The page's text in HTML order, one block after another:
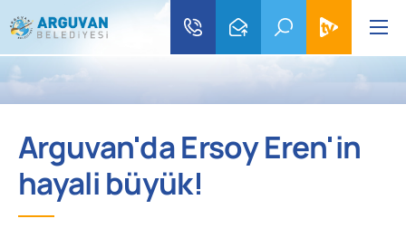
Arguvan'da Ersoy Eren'in
hayali büyük!